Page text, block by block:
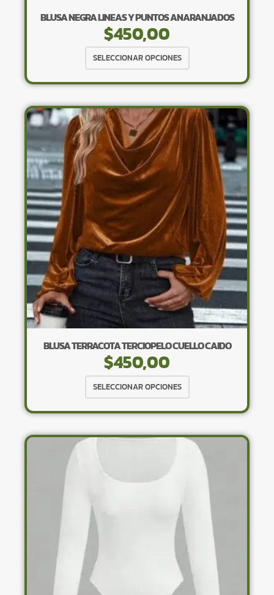
BLUSA NEGRA LINEAS Y PUNTOS ANARANJADOS
$450,00
SELECCIONAR OPCIONES
producto
tiene
variantes.
Las
opciones
se
pueden
elegir
en
página
de
producto
BLUSA TERRACOTA TERCIOPELO CUELLO CAIDO
$450,00
SELECCIONAR OPCIONES
producto
tiene
variantes.
Las
opciones
pueden
elegir
página
de
producto